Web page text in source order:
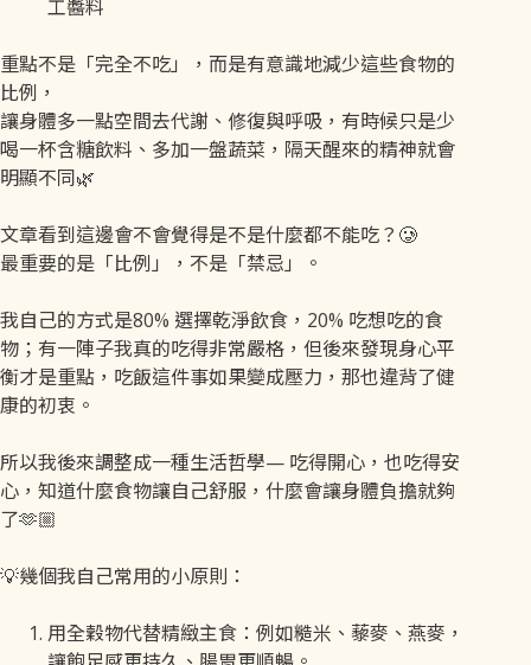
工醬料
重點不是「完全不吃」，而是有意識地減少這些食物的
比例，
讓身體多一點空間去代謝、修復與呼吸，有時候只是少
喝一杯含糖飲料、多加一盤蔬菜，隔天醒來的精神就會
明顯不同🌿
文章看到這邊會不會覺得是不是什麼都不能吃？🥲
最重要的是「比例」，不是「禁忌」。
我自己的方式是80% 選擇乾淨飲食，20% 吃想吃的食
物；有一陣子我真的吃得非常嚴格，但後來發現身心平
衡才是重點，吃飯這件事如果變成壓力，那也違背了健
康的初衷。
所以我後來調整成一種生活哲學— 吃得開心，也吃得安
心，知道什麼食物讓自己舒服，什麼會讓身體負擔就夠
了🫶🏼
💡幾個我自己常用的小原則：
用全穀物代替精緻主食：例如糙米、藜麥、燕麥，